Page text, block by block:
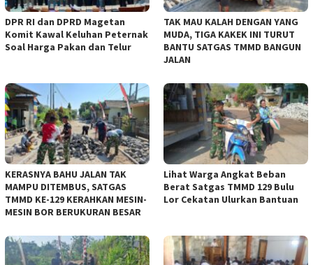
DPR RI dan DPRD Magetan
Komit Kawal Keluhan Peternak
Soal Harga Pakan dan Telur
TAK MAU KALAH DENGAN YANG
MUDA, TIGA KAKEK INI TURUT
BANTU SATGAS TMMD BANGUN
JALAN
KERASNYA BAHU JALAN TAK
MAMPU DITEMBUS, SATGAS
TMMD KE-129 KERAHKAN MESIN-
MESIN BOR BERUKURAN BESAR
Lihat Warga Angkat Beban
Berat Satgas TMMD 129 Bulu
Lor Cekatan Ulurkan Bantuan